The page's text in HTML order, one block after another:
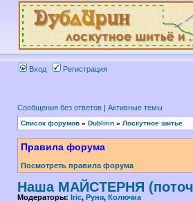
Вход Регистрация
Сообщения без ответов | Активные темы
Список форумов » Dublirin » Лоскутное шитье
Правила форума
Посмотреть правила форума
Наша МАЙСТЕРНЯ
Модераторы: Iric, Руня, Колючка